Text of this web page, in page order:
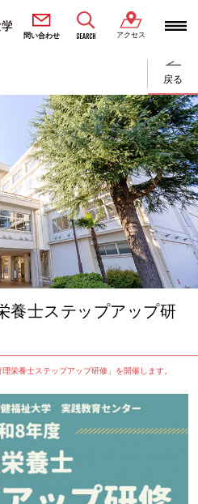
問い合わせ SEARCH アクセス
戻る
養士ステップアップ研
栄養士ステップアップ研修」を開催します。